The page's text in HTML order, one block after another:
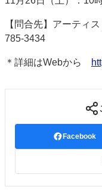
【問合先】アーティ
785-3434
＊詳細はWebから
Facebook